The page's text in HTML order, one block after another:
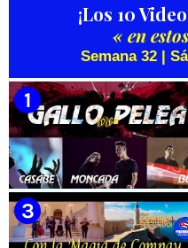
¡Los 10
« en
Semana 32 |